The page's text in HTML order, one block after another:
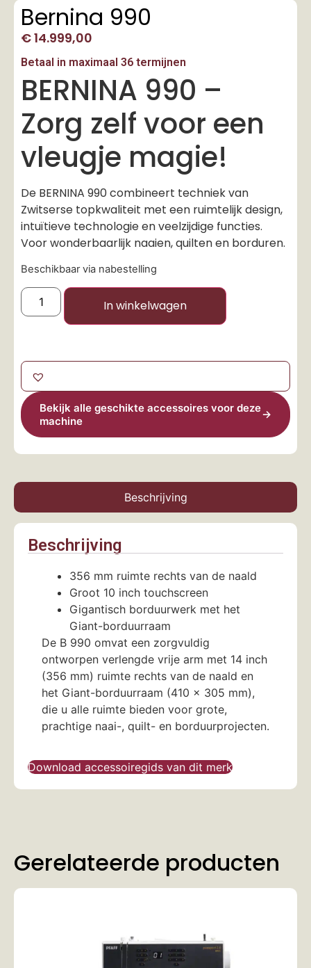
Bernina 990
€14.999,00
Betaal in maximaal 36 termijnen
BERNINA 990 –
Zorg zelf voor een
vleugje magie!
De BERNINA 990 combineert techniek van
Zwitserse topkwaliteit met een ruimtelijk design,
intuïtieve technologie en veelzijdige functies.
Voor wonderbaarlijk naaien, quilten en borduren.
Beschikbaar via nabestelling
In winkelwagen
Bekijk alle geschikte accessoires voor deze
machine
→
Beschrijving
Beschrijving
356 mm ruimte rechts van de naald
Groot 10 inch touchscreen
Gigantisch borduurwerk met het
Giant-borduurraam
De B 990 omvat een zorgvuldig
ontworpen verlengde vrije arm met 14 inch
(356 mm) ruimte rechts van de naald en
het Giant-borduurraam (410 x 305 mm),
die u alle ruimte bieden voor grote,
prachtige naai-, quilt- en borduurprojecten.
Download accessoiregids van dit merk
Gerelateerde producten